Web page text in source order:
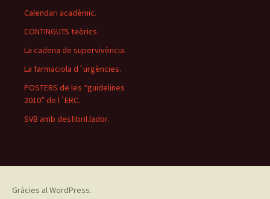
Calendari acadèmic.
CONTINGUTS teòrics.
La cadena de supervivència.
La farmaciola d´urgències.
POSTERS de les “guidelines
2010” de l´ERC.
SVB amb desfibril.lador.
Gràcies al WordPress.